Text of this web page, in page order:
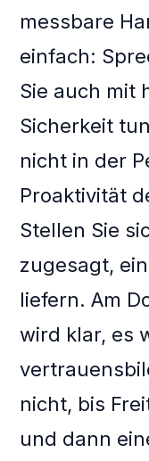
messbare
einfach:
Sie auch mit
Sicherkeit
nicht in der
Proaktivität
Stellen Sie
zugesagt,
liefern. Am
wird klar, es
nicht, bis
und dann